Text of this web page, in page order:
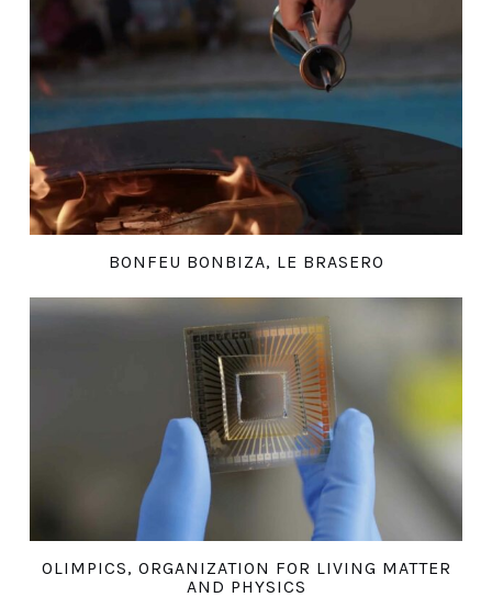
BONFEU BONBIZA, LE BRASERO
OLIMPICS, ORGANIZATION FOR LIVING MATTER
AND PHYSICS